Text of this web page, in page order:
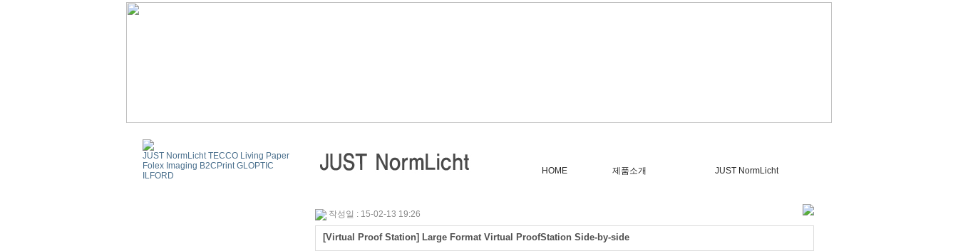
JUST NormLicht TECCO Living Paper
Folex Imaging B2CPrint GLOPTIC
ILFORD
HOME 제품소개 JUST NormLicht
작성일 : 15-02-13 19:26
[Virtual Proof Station] Large Format Virtual ProofStation Side-by-side